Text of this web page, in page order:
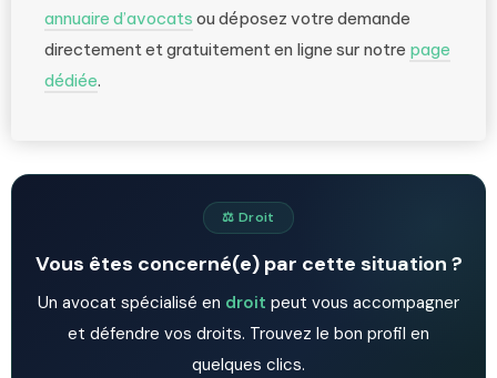
annuaire d’avocats ou déposez votre demande
directement et gratuitement en ligne sur notre page
dédiée.
⚖️ Droit
Vous êtes concerné(e) par cette situation ?
Un avocat spécialisé en droit peut vous accompagner
et défendre vos droits. Trouvez le bon profil en
quelques clics.